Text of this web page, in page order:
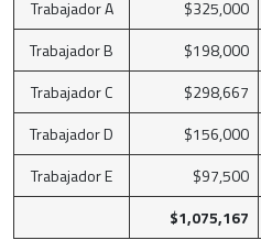
Trabajador A $325,000
Trabajador B
$198,000
Trabajador C
$298,667
Trabajador D
$156,000
Trabajador E
$97,500
$1,075,167